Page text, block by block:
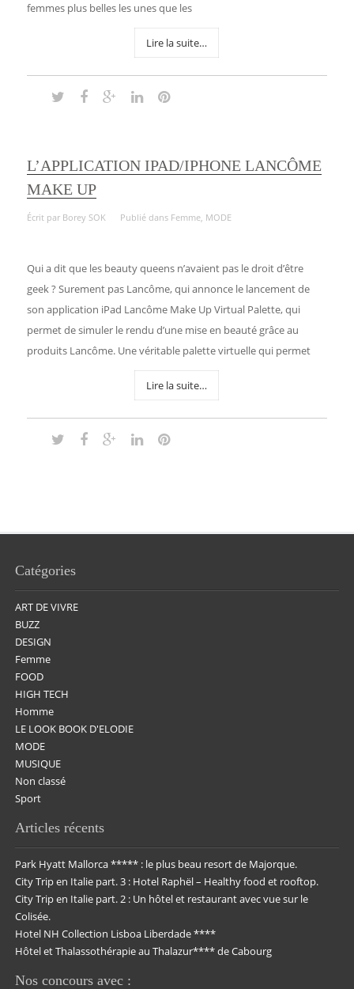
femmes plus belles les unes que les
Lire la suite…
L’APPLICATION IPAD/IPHONE LANCÔME
MAKE UP
Écrit par Borey SOK Publié dans Femme, MODE
Qui a dit que les beauty queens n’avaient pas le droit d’être
geek ? Surement pas Lancôme, qui annonce le lancement de
son application iPad Lancôme Make Up Virtual Palette, qui
permet de simuler le rendu d’une mise en beauté grâce au
produits Lancôme. Une véritable palette virtuelle qui permet
Lire la suite…
Catégories
ART DE VIVRE
BUZZ
DESIGN
Femme
FOOD
HIGH TECH
Homme
LE LOOK BOOK D'ELODIE
MODE
MUSIQUE
Non classé
Sport
Articles récents
Park Hyatt Mallorca ***** : le plus beau resort de Majorque.
City Trip en Italie part. 3 : Hotel Raphël – Healthy food et rooftop.
City Trip en Italie part. 2 : Un hôtel et restaurant avec vue sur le
Colisée.
Hotel NH Collection Lisboa Liberdade ****
Hôtel et Thalassothérapie au Thalazur**** de Cabourg
Nos concours avec :